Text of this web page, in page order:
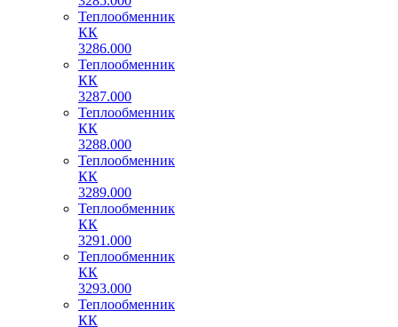
Теплообменник
КК
3286.000
Теплообменник
КК
3287.000
Теплообменник
КК
3288.000
Теплообменник
КК
3289.000
Теплообменник
КК
3291.000
Теплообменник
КК
3293.000
Теплообменник
КК